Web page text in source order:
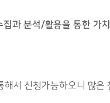
집과 분석/활용을 통한 가
서 신청가능하오니 많은